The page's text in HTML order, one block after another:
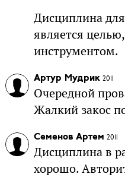
Дисциплина
является
инструментом.
Артур Мудрик 2011
Очередной
Жалкий закос
Семенов Артем 2011
Дисциплина в
хорошо.